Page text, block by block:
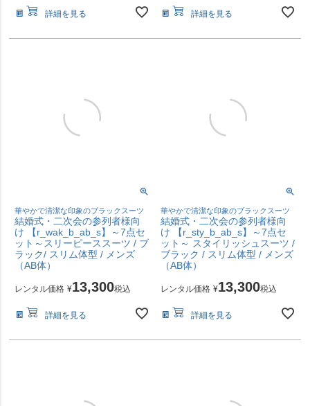
詳細を見る 詳細を見る
華やかで清潔な印象のブラックスーツ
結婚式・二次会の参列者様向
け 【r_wak_b_ab_s】～7点セ
ット～スリーピーススーツ / ブ
ラック/ スリム体型 / メンズ
（AB体）
レンタル価格 ¥13,300税込
詳細を見る
華やかで清潔な印象のブラックスーツ
結婚式・二次会の参列者様向
け 【r_sty_b_ab_s】～7点セ
ット～ スタイリッシュスーツ /
ブラック / スリム体型 / メンズ
（AB体）
レンタル価格 ¥13,300税込
詳細を見る